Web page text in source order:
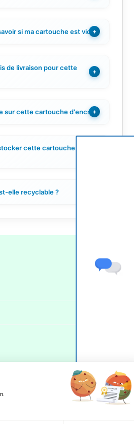
Une question ?
si ma cartouche est vide ?
+
de livraison pour cette
+
sur cette cartouche d'encre ?
+
cette cartouche
elle recyclable ?